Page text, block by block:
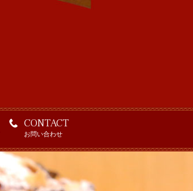
CONTACT
お問い合わせ